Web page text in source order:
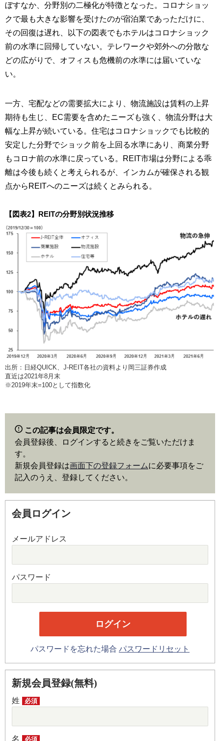
ぼすなか、分野別の二極化が特徴となった。コロナショッ
クで最も大きな影響を受けたのが宿泊業であっただけに、
その回復は遅れ、以下の図表でもホテルはコロナショック
前の水準に回帰していない。テレワークや郊外への分散な
どの広がりで、オフィスも危機前の水準には届いていな
い。
一方、宅配などの需要拡大により、物流施設は賃料の上昇
期待も生じ、EC需要を含めたニーズも強く、物流分野は大
幅な上昇が続いている。住宅はコロナショックでも比較的
安定した分野でショック前を上回る水準にあり、商業分野
もコロナ前の水準に戻っている。REIT市場は分野による乖
離は今後も続くと考えられるが、インカムが確保される観
点からREITへのニーズは続くとみられる。
【図表2】REITの分野別状況推移
出所：日経QUICK、J-REIT各社の資料より岡三証券作成
直近は2021年8月末
※2019年末=100として指数化
この記事は会員限定です。
会員登録後、ログインすると続きをご覧いただけま
す。
新規会員登録は画面下の登録フォームに必要事項をご
記入のうえ、登録してください。
会員ログイン
メールアドレス
パスワード
パスワードを忘れた場合 パスワードリセット
新規会員登録(無料)
姓 必須
名 必須